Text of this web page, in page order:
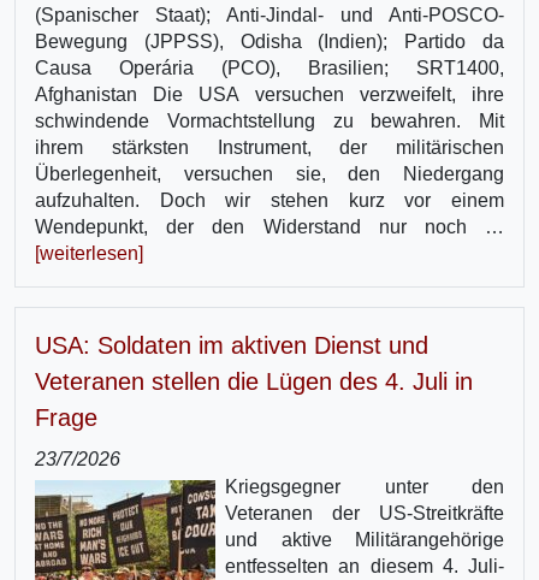
(Spanischer Staat); Anti-Jindal- und Anti-POSCO-
Bewegung (JPPSS), Odisha (Indien); Partido da
Causa Operária (PCO), Brasilien; SRT1400,
Afghanistan Die USA versuchen verzweifelt, ihre
schwindende Vormachtstellung zu bewahren. Mit
ihrem stärksten Instrument, der militärischen
Überlegenheit, versuchen sie, den Niedergang
aufzuhalten. Doch wir stehen kurz vor einem
Wendepunkt, der den Widerstand nur noch …
[weiterlesen]
USA: Soldaten im aktiven Dienst und
Veteranen stellen die Lügen des 4. Juli in
Frage
23/7/2026
Kriegsgegner unter den
Veteranen der US-Streitkräfte
und aktive Militärangehörige
entfesselten an diesem 4. Juli-